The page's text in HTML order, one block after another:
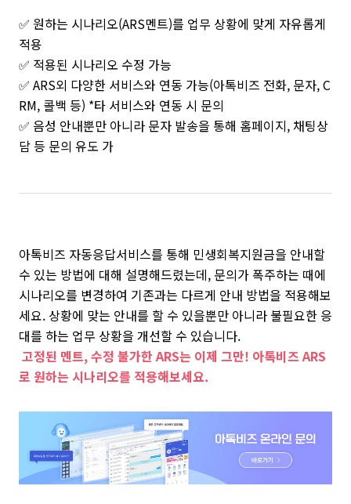
✅ 원하는 시나리오(ARS멘트)를 업무 상황에 맞게 자유롭게
적용
✅ 적용된 시나리오 수정 가능
✅ ARS외 다양한 서비스와 연동 가능(아톡비즈 전화, 문자, C
RM, 콜백 등) *타 서비스와 연동 시 문의
✅ 음성 안내뿐만 아니라 문자 발송을 통해 홈페이지, 채팅상
담 등 문의 유도 가
아톡비즈 자동응답서비스를 통해 민생회복지원금을 안내할
수 있는 방법에 대해 설명해드렸는데, 문의가 폭주하는 때에
시나리오를 변경하여 기존과는 다르게 안내 방법을 적용해보
세요. 상황에 맞는 안내를 할 수 있을뿐만 아니라 불필요한 응
대를 하는 업무 상황을 개선할 수 있습니다.
고정된 멘트, 수정 불가한 ARS는 이제 그만! 아톡비즈 ARS
로 원하는 시나리오를 적용해보세요.